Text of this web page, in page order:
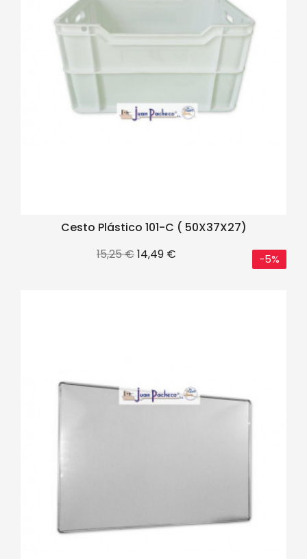
Cesto Plástico 101-C ( 50X37X27)
Precio
15,25 €Precio
14,49 € -5%